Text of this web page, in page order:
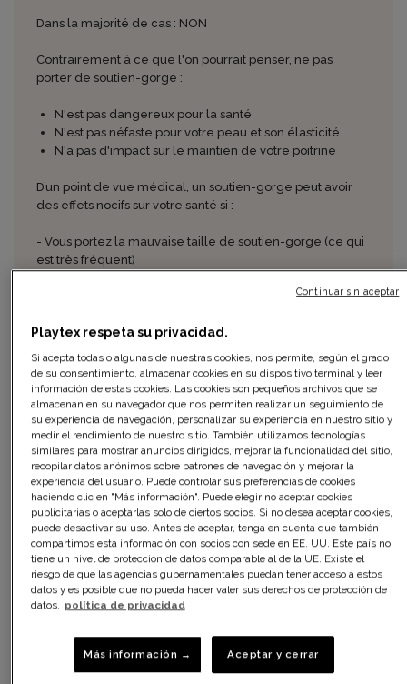
Dans la majorité de cas : NON
Contrairement à ce que l'on pourrait penser, ne pas
porter de soutien-gorge :
N'est pas dangereux pour la santé
N'est pas néfaste pour votre peau et son élasticité
N'a pas d'impact sur le maintien de votre poitrine
D’un point de vue médical, un soutien-gorge peut avoir
des effets nocifs sur votre santé si :
- Vous portez la mauvaise taille de soutien-gorge (ce qui
est très fréquent)
En résumé, si vous portez un soutien-gorge
adapté à
votre taille et de bonne qualité, il n’y a pas de contre-
indication à porter un soutien-gorge la journée.
Playtex respeta su privacidad.
Si acepta todas o algunas de nuestras cookies, nos permite, según el grado
de su consentimiento, almacenar cookies en su dispositivo terminal y leer
información de estas cookies. Las cookies son pequeños archivos que se
almacenan en su navegador que nos permiten realizar un seguimiento de
su experiencia de navegación, personalizar su experiencia en nuestro sitio y
medir el rendimiento de nuestro sitio. También utilizamos tecnologías
similares para mostrar anuncios dirigidos, mejorar la funcionalidad del sitio,
recopilar datos anónimos sobre patrones de navegación y mejorar la
experiencia del usuario. Puede controlar sus preferencias de cookies
haciendo clic en "Más información". Puede elegir no aceptar cookies
publicitarias o aceptarlas solo de ciertos socios. Si no desea aceptar cookies,
puede desactivar su uso. Antes de aceptar, tenga en cuenta que también
compartimos esta información con socios con sede en EE. UU. Este país no
tiene un nivel de protección de datos comparable al de la UE. Existe el
riesgo de que las agencias gubernamentales puedan tener acceso a estos
datos y es posible que no pueda hacer valer sus derechos de protección de
datos. política de privacidad
Más información → Aceptar y cerrar
Continuar sin aceptar